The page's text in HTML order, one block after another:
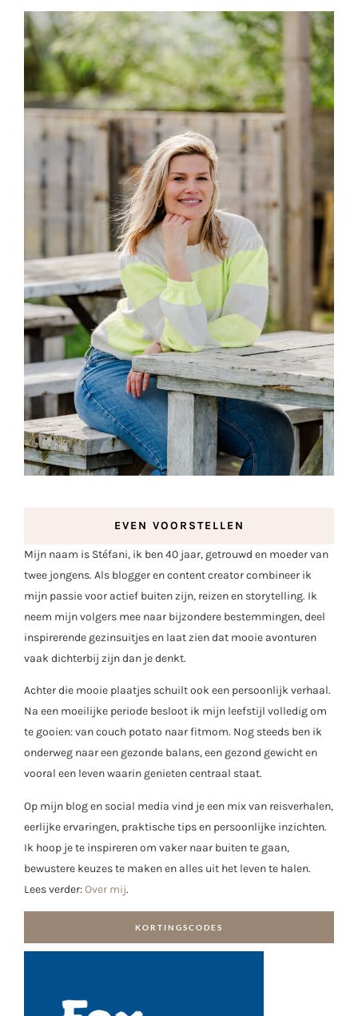
EVEN VOORSTELLEN
Mijn naam is Stéfani, ik ben 40 jaar, getrouwd en moeder van
twee jongens. Als blogger en content creator combineer ik
mijn passie voor actief buiten zijn, reizen en storytelling. Ik
neem mijn volgers mee naar bijzondere bestemmingen, deel
inspirerende gezinsuitjes en laat zien dat mooie avonturen
vaak dichterbij zijn dan je denkt.
Achter die mooie plaatjes schuilt ook een persoonlijk verhaal.
Na een moeilijke periode besloot ik mijn leefstijl volledig om
te gooien: van couch potato naar fitmom. Nog steeds ben ik
onderweg naar een gezonde balans, een gezond gewicht en
vooral een leven waarin genieten centraal staat.
Op mijn blog en social media vind je een mix van reisverhalen,
eerlijke ervaringen, praktische tips en persoonlijke inzichten.
Ik hoop je te inspireren om vaker naar buiten te gaan,
bewustere keuzes te maken en alles uit het leven te halen.
Lees verder:Over mij.
KORTINGSCODES